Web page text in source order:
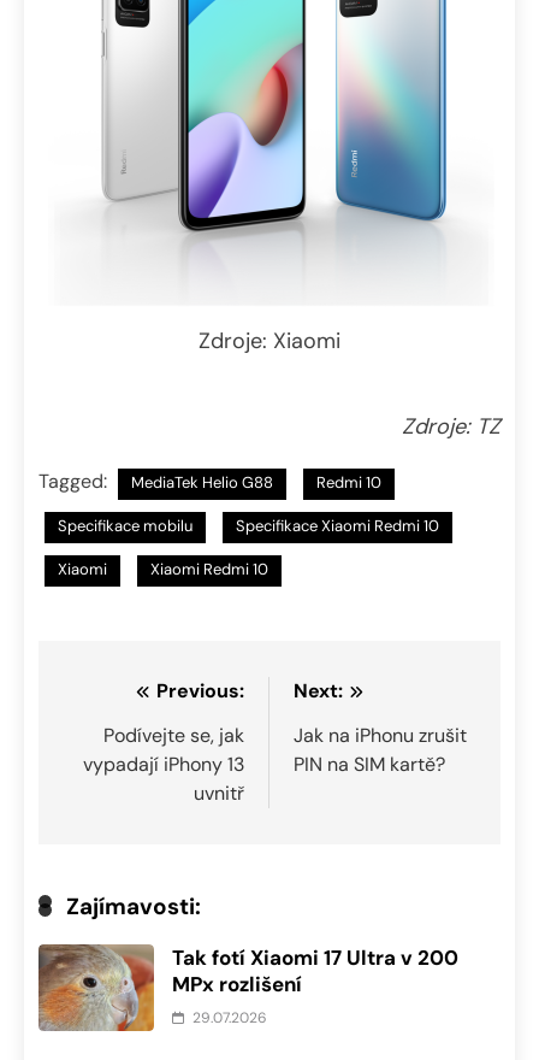
Zdroje: Xiaomi
Zdroje: TZ
Tagged: MediaTek Helio G88 Redmi 10
Specifikace mobilu Specifikace Xiaomi Redmi 10
Xiaomi Xiaomi Redmi 10
Navigace
pro
příspěvek
Previous:
Podívejte se, jak
vypadají iPhony 13
uvnitř
Next:
Jak na iPhonu zrušit
PIN na SIM kartě?
Zajímavosti:
Tak fotí Xiaomi 17 Ultra v 200
MPx rozlišení
29.07.2026